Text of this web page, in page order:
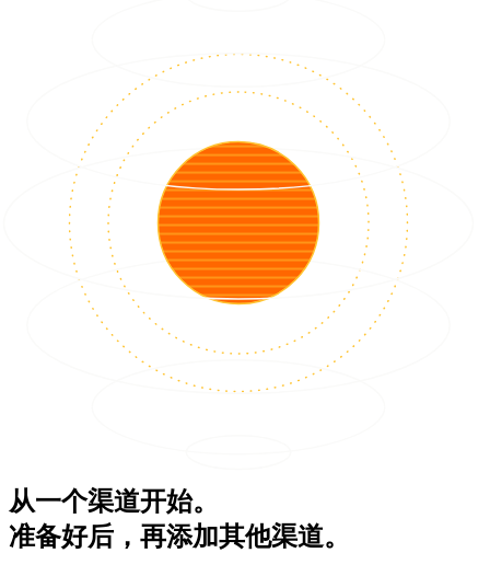
从一个渠道开始。
准备好后，再添加其他渠道。